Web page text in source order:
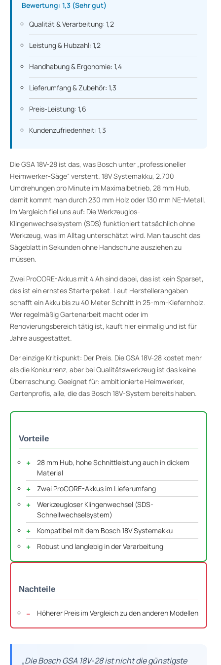
Bewertung: 1,3 (Sehr gut)
Qualität & Verarbeitung: 1,2
Leistung & Hubzahl: 1,2
Handhabung & Ergonomie: 1,4
Lieferumfang & Zubehör: 1,3
Preis-Leistung: 1,6
Kundenzufriedenheit: 1,3
Die GSA 18V-28 ist das, was Bosch unter „professioneller
Heimwerker-Säge“ versteht. 18V Systemakku, 2.700
Umdrehungen pro Minute im Maximalbetrieb, 28 mm Hub,
damit kommt man durch 230 mm Holz oder 130 mm NE-Metall.
Im Vergleich fiel uns auf: Die Werkzeuglos-
Klingenwechselsystem (SDS) funktioniert tatsächlich ohne
Werkzeug, was im Alltag unterschätzt wird. Man tauscht das
Sägeblatt in Sekunden ohne Handschuhe ausziehen zu
müssen.
Zwei ProCORE-Akkus mit 4 Ah sind dabei, das ist kein Sparset,
das ist ein ernstes Starterpaket. Laut Herstellerangaben
schafft ein Akku bis zu 40 Meter Schnitt in 25-mm-Kiefernholz.
Wer regelmäßig Gartenarbeit macht oder im
Renovierungsbereich tätig ist, kauft hier einmalig und ist für
Jahre ausgestattet.
Der einzige Kritikpunkt: Der Preis. Die GSA 18V-28 kostet mehr
als die Konkurrenz, aber bei Qualitätswerkzeug ist das keine
Überraschung. Geeignet für: ambitionierte Heimwerker,
Gartenprofis, alle, die das Bosch 18V-System bereits haben.
Vorteile
28 mm Hub, hohe Schnittleistung auch in dickem
Material
Zwei ProCORE-Akkus im Lieferumfang
Werkzeugloser Klingenwechsel (SDS-
Schnellwechselsystem)
Kompatibel mit dem Bosch 18V Systemakku
Robust und langlebig in der Verarbeitung
Nachteile
Höherer Preis im Vergleich zu den anderen Modellen
„Die Bosch GSA 18V-28 ist nicht die günstigste